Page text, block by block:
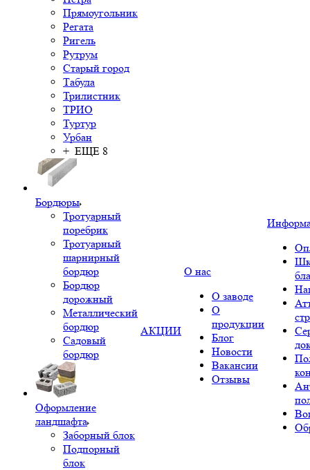
Прямоугольник
Регата
Ригель
Рутрум
Старый город
Табула
Трилистник
ТРИО
Туртур
Урбан
+ ЕЩЕ 8
Бордюры
Тротуарный
поребрик
Тротуарный
шарнирный
бордюр
Бордюр
дорожный
Металлический
бордюр
Садовый
бордюр
Оформление
ландшафта
Заборный блок
Подпорный
блок
АКЦИИ
О нас
О заводе
О
продукции
Блог
Новости
Вакансии
Отзывы